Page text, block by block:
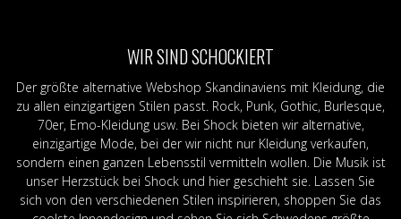
WIR SIND SCHOCKIERT
Der größte alternative Webshop Skandinaviens mit Kleidung, die
zu allen einzigartigen Stilen passt. Rock, Punk, Gothic, Burlesque,
70er, Emo-Kleidung usw. Bei Shock bieten wir alternative,
einzigartige Mode, bei der wir nicht nur Kleidung verkaufen,
sondern einen ganzen Lebensstil vermitteln wollen. Die Musik ist
unser Herzstück bei Shock und hier geschieht sie. Lassen Sie
sich von den verschiedenen Stilen inspirieren, shoppen Sie das